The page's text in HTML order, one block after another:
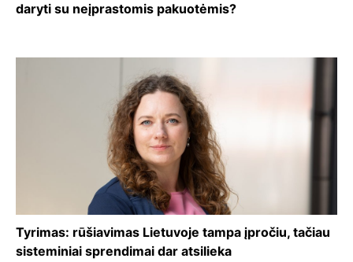
daryti su neįprastomis pakuotėmis?
Tyrimas: rūšiavimas Lietuvoje tampa įpročiu, tačiau
sisteminiai sprendimai dar atsilieka